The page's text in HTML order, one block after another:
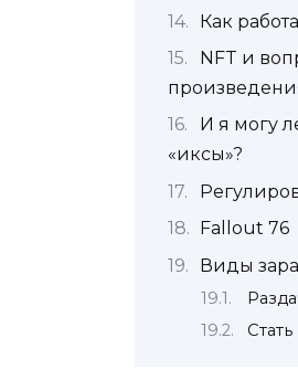
Как
NFT и
И я могу
«иксы»?
Fallout 76
Виды